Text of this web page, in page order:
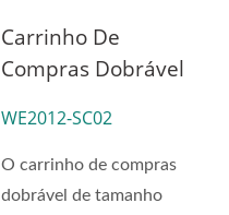
Carrinho De
Compras Dobrável
OEM/ODM Do Vietnã
Para Produção Em
Massa - Fornecedor
WE2012-SC02
O carrinho de compras
dobrável de tamanho